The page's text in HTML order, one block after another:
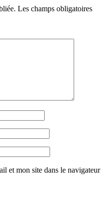
Les champs obligatoires
et mon site dans le navigateur